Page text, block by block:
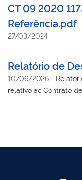
CT 09 2020
Referência.pdf
27/03/2024
Relatório de
10/06/2026 -
relativo ao Contrato